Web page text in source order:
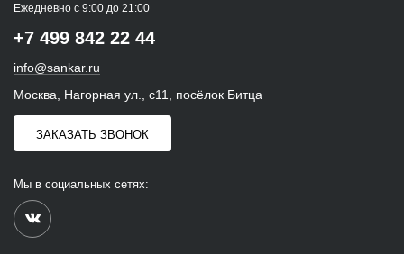
Ежедневно с 9:00 до 21:00
+7 499 842 22 44
info@sankar.ru
Москва, Нагорная ул., с11, посёлок Битца
ЗАКАЗАТЬ ЗВОНОК
Мы в социальных сетях: